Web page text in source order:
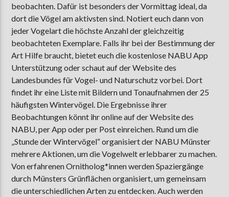
beobachten. Dafür ist besonders der Vormittag ideal, da
dort die Vögel am aktivsten sind. Notiert euch dann von
jeder Vogelart die höchste Anzahl der gleichzeitig
beobachteten Exemplare. Falls ihr bei der Bestimmung der
Art Hilfe braucht, bietet euch die kostenlose NABU App
Unterstützung oder schaut auf der Website des
Landesbundes für Vogel- und Naturschutz vorbei. Dort
findet ihr eine Liste mit Bildern und Tonaufnahmen der 25
häufigsten Wintervögel. Die Ergebnisse ihrer
Beobachtungen könnt ihr online auf der Website des
NABU, per App oder per Post einreichen. Rund um die
„Stunde der Wintervögel“ organisiert der NABU Münster
mehrere Aktionen, um die Vogelwelt erlebbarer zu machen.
Von erfahrenen Ornitholog*innen werden Spaziergänge
durch Münsters Grünflächen organisiert, um gemeinsam
die unterschiedlichen Arten zu entdecken. Auch werden